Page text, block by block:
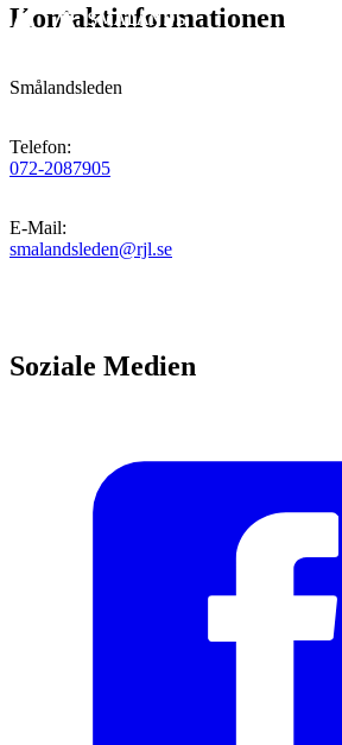
Kontaktinformationen
Smålandsleden
Telefon:
072-2087905
E-Mail:
smalandsleden@rjl.se
Soziale Medien